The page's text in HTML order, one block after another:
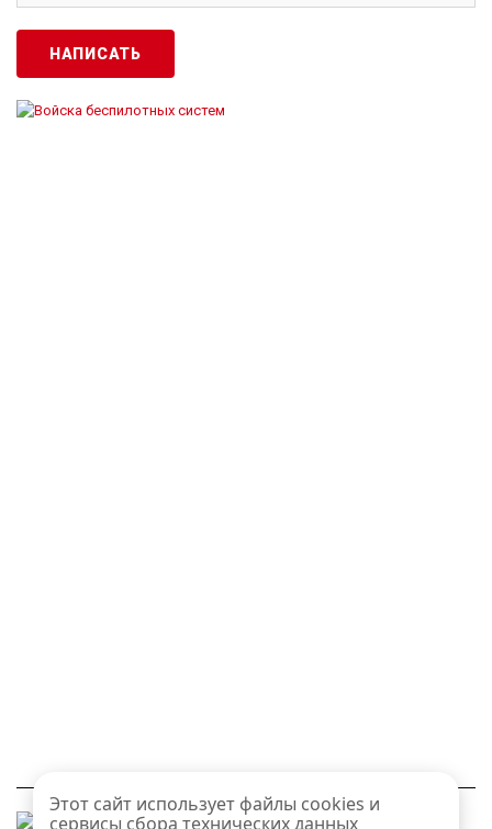
Этот сайт использует файлы cookies и
сервисы сбора технических данных